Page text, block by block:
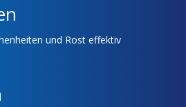
und Rost effektiv